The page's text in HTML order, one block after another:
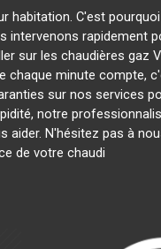
habitation. C'est
intervenons rapidement
sur les chaudières gaz
chaque minute compte,
sur nos services
notre
aider. N'hésitez pas à
de votre chaudi